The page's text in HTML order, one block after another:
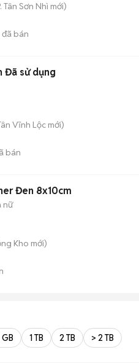
Tân Sơn Nhì mới)
đã bán
Đã sử dụng
Vĩnh Lộc mới)
bán
Đen 8x10cm
nữ
Kho mới)
GB 1 TB 2 TB > 2 TB